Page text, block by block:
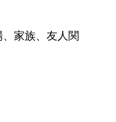
家族、友人関